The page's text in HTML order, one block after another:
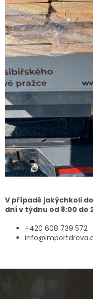
V případě jakýchkoli
dní v týdnu od 8:00 do
+420 608 739 572